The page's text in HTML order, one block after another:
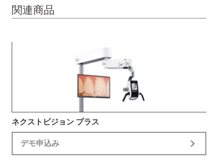
関連商品
ネクストビジョン プラス
デモ申込み